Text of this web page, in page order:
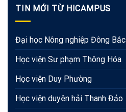
TIN MỚI TỪ HICAMPUS
Đại học Nông nghiệp Đông Bắc
Học viện Sư phạm Thông Hóa
Học viện Duy Phường
Học viện duyên hải Thanh Đảo